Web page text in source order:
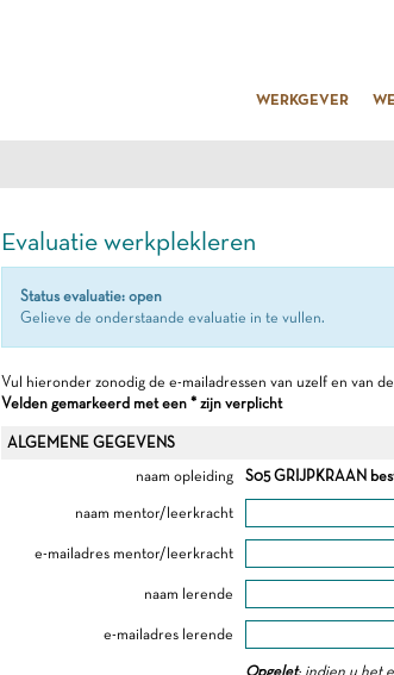
WERKGEVER
Evaluatie werkplekleren
Status evaluatie: open
Gelieve de onderstaande evaluatie in te vullen.
Vul hieronder zonodig de e-mailadressen van uzelf en van
Velden gemarkeerd met een * zijn verplicht
ALGEMENE GEGEVENS
naam opleiding
S05 GRIJPKRAAN
naam mentor/leerkracht
e-mailadres mentor/leerkracht
naam lerende
e-mailadres lerende
Opgelet: indien u het